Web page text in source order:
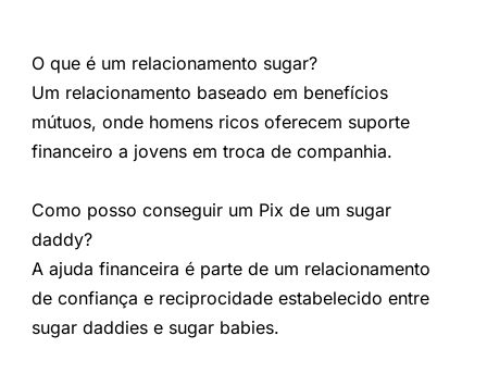
O que é um relacionamento sugar?
Um relacionamento baseado em benefícios
mútuos, onde homens ricos oferecem suporte
financeiro a jovens em troca de companhia.
Como posso conseguir um Pix de um sugar
daddy?
A ajuda financeira é parte de um relacionamento
de confiança e reciprocidade estabelecido entre
sugar daddies e sugar babies.